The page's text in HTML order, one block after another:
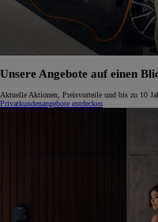
Unsere Angebote auf einen
Aktuelle Aktionen, Preisvorteile und bis zu 10
Privatkundenangebote entdecken